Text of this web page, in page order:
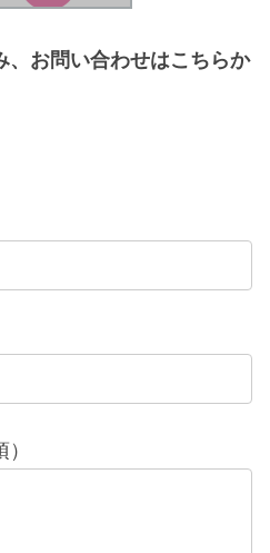
、お問い合わせはこちらか